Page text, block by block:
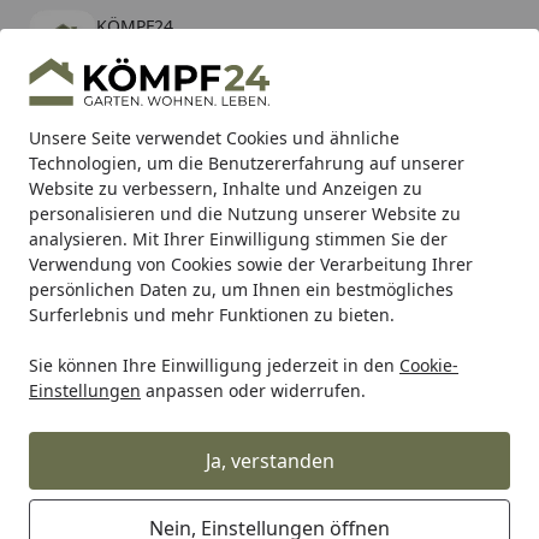
Unsere Seite verwendet Cookies und ähnliche
Technologien, um die Benutzererfahrung auf unserer
Website zu verbessern, Inhalte und Anzeigen zu
personalisieren und die Nutzung unserer Website zu
analysieren. Mit Ihrer Einwilligung stimmen Sie der
Verwendung von Cookies sowie der Verarbeitung Ihrer
persönlichen Daten zu, um Ihnen ein bestmögliches
Surferlebnis und mehr Funktionen zu bieten.
Sie können Ihre Einwilligung jederzeit in den Cookie-
Einstellungen anpassen oder widerrufen.
Ja, verstanden
Nein, Einstellungen öffnen
KÖMPF24
kostenlos - Im App Store
Hotline
Alle Produkte
Mein Konto
Suchen
Karibu Pools inkl. gratis Sandfilteranlage & Pool-
Starterset (Gesamtwert bis 468,99€)
Startseite
Wera Wera Werkzeuge Wera Umschaltknarre Zyklop
Wera Umschaltknarre Zyklop Mini 1